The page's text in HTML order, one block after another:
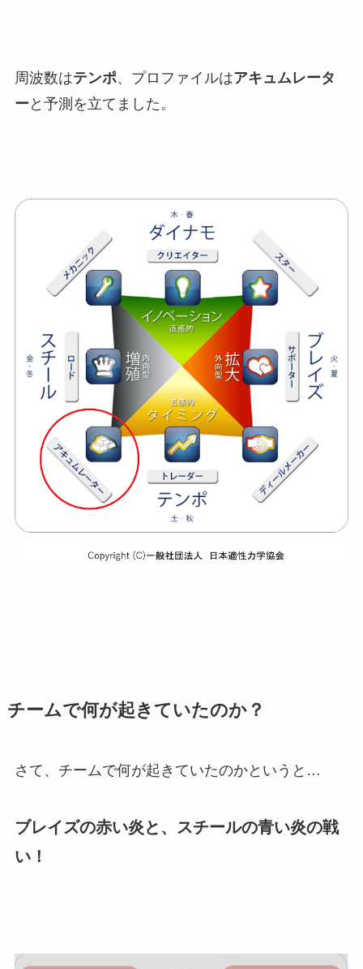
周波数はテンポ、プロファイルはアキュムレータ
ー と予測を立てました。
チームで何が起きていたのか？
さて、チームで何が起きていたのかというと…
ブレイズの赤い炎と、スチールの青い炎の戦
い！